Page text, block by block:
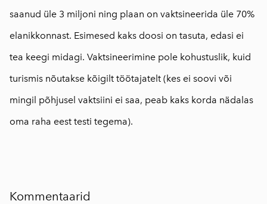
saanud üle 3 miljoni ning plaan on vaktsineerida üle 70%
elanikkonnast. Esimesed kaks doosi on tasuta, edasi ei
tea keegi midagi. Vaktsineerimine pole kohustuslik, kuid
turismis nõutakse kõigilt töötajatelt (kes ei soovi või
mingil põhjusel vaktsiini ei saa, peab kaks korda nädalas
oma raha eest testi tegema).
Kommentaarid